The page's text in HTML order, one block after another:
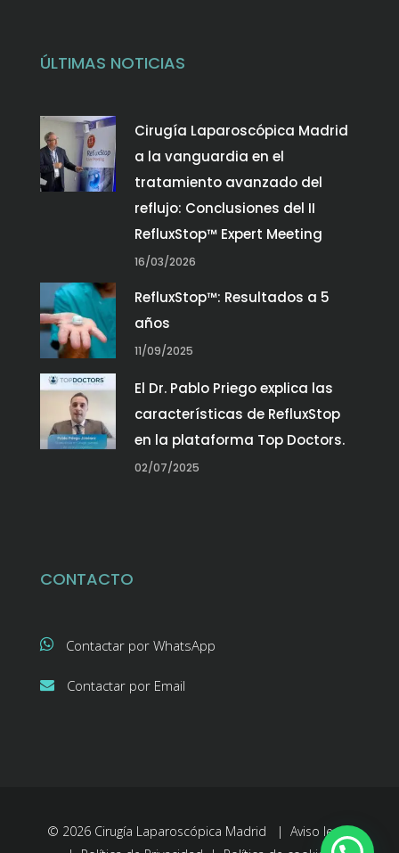
ÚLTIMAS NOTICIAS
Cirugía Laparoscópica Madrid
a la vanguardia en el
tratamiento avanzado del
reflujo: Conclusiones del II
RefluxStop™ Expert Meeting
16/03/2026
RefluxStop™: Resultados a 5
años
11/09/2025
El Dr. Pablo Priego explica las
características de RefluxStop
en la plataforma Top Doctors.
02/07/2025
CONTACTO
Contactar por WhatsApp
Contactar por Email
© 2026 Cirugía Laparoscópica Madrid | Aviso legal